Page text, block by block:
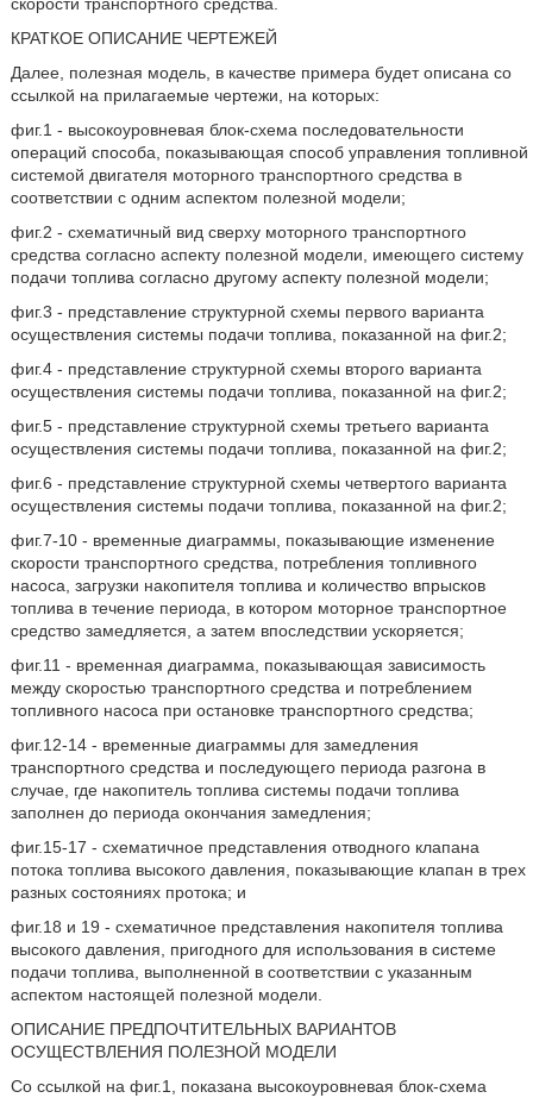
КРАТКОЕ ОПИСАНИЕ ЧЕРТЕЖЕЙ
Далее, полезная модель, в качестве примера будет описана со
ссылкой на прилагаемые чертежи, на которых:
фиг.1 - высокоуровневая блок-схема последовательности
операций способа, показывающая способ управления топливной
системой двигателя моторного транспортного средства в
соответствии с одним аспектом полезной модели;
фиг.2 - схематичный вид сверху моторного транспортного
средства согласно аспекту полезной модели, имеющего систему
подачи топлива согласно другому аспекту полезной модели;
фиг.3 - представление структурной схемы первого варианта
осуществления системы подачи топлива, показанной на фиг.2;
фиг.4 - представление структурной схемы второго варианта
осуществления системы подачи топлива, показанной на фиг.2;
фиг.5 - представление структурной схемы третьего варианта
осуществления системы подачи топлива, показанной на фиг.2;
фиг.6 - представление структурной схемы четвертого варианта
осуществления системы подачи топлива, показанной на фиг.2;
фиг.7-10 - временные диаграммы, показывающие изменение
скорости транспортного средства, потребления топливного
насоса, загрузки накопителя топлива и количество впрысков
топлива в течение периода, в котором моторное транспортное
средство замедляется, а затем впоследствии ускоряется;
фиг.11 - временная диаграмма, показывающая зависимость
между скоростью транспортного средства и потреблением
топливного насоса при остановке транспортного средства;
фиг.12-14 - временные диаграммы для замедления
транспортного средства и последующего периода разгона в
случае, где накопитель топлива системы подачи топлива
заполнен до периода окончания замедления;
фиг.15-17 - схематичное представления отводного клапана
потока топлива высокого давления, показывающие клапан в трех
разных состояниях протока; и
фиг.18 и 19 - схематичное представления накопителя топлива
высокого давления, пригодного для использования в системе
подачи топлива, выполненной в соответствии с указанным
аспектом настоящей полезной модели.
ОПИСАНИЕ ПРЕДПОЧТИТЕЛЬНЫХ ВАРИАНТОВ
ОСУЩЕСТВЛЕНИЯ ПОЛЕЗНОЙ МОДЕЛИ
Со ссылкой на фиг.1, показана высокоуровневая блок-схема